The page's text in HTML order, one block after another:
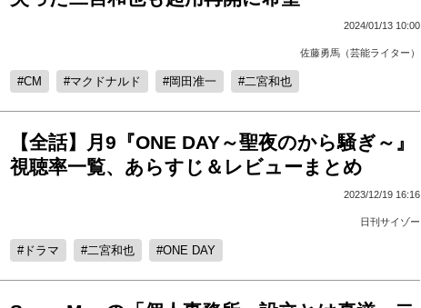
2024/01/13 10:00
佐藤勇馬（芸能ライター）
CM マクドナルド 岡田准一 二宮和也
【全話】月9『ONE DAY～聖夜のから騒ぎ～』
視聴率一覧、あらすじ＆レビューまとめ
2023/12/19 16:16
日刊サイゾー
ドラマ 二宮和也 ONE DAY